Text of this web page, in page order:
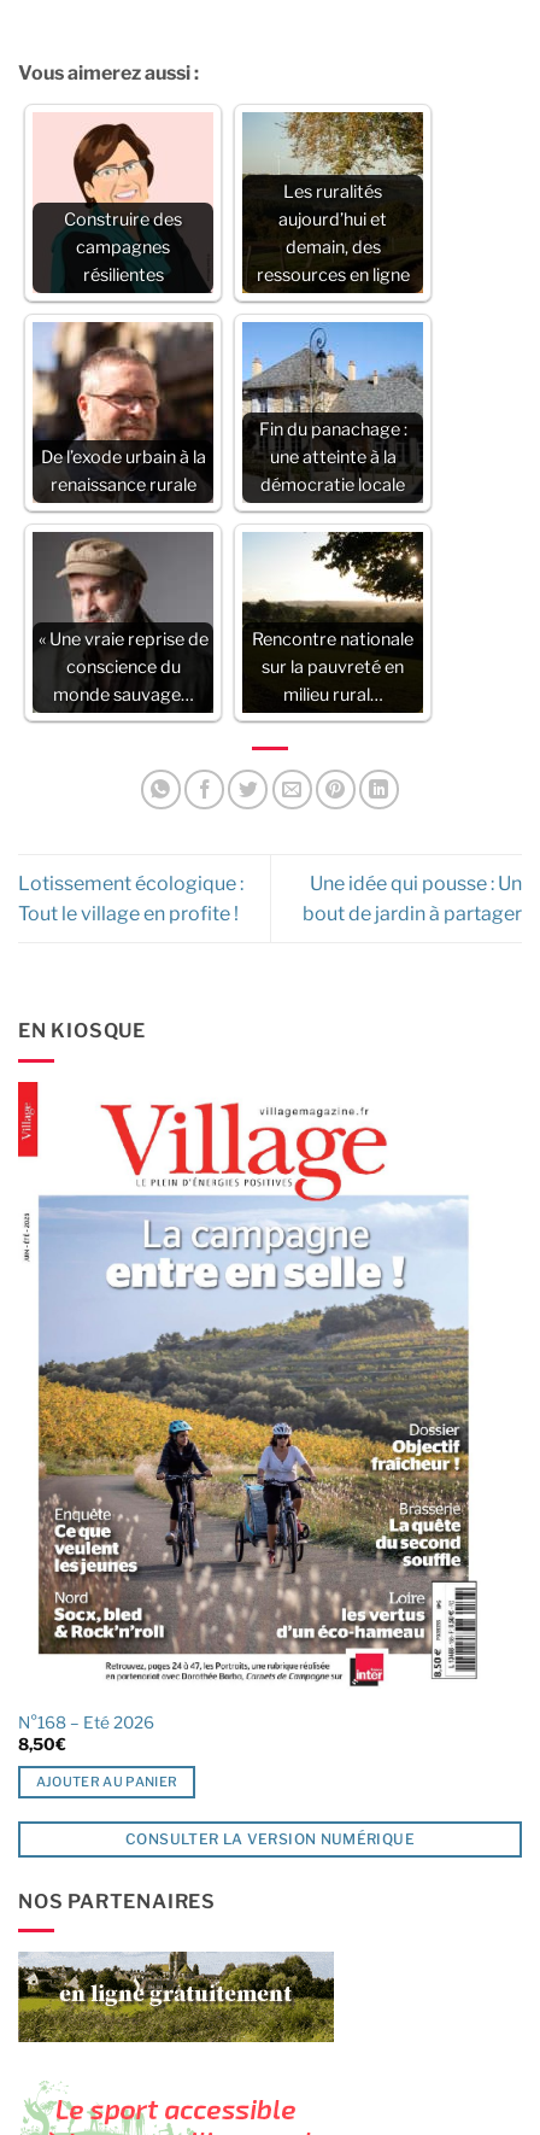
Vous aimerez aussi :
Construire des
campagnes
résilientes
Les ruralités
aujourd’hui et
demain, des
ressources en ligne
De l’exode urbain à la
renaissance rurale
Fin du panachage :
une atteinte à la
démocratie locale
« Une vraie reprise de
conscience du
monde sauvage…
Rencontre nationale
sur la pauvreté en
milieu rural…
Lotissement écologique :
Tout le village en profite !
Une idée qui pousse : Un
bout de jardin à partager
EN KIOSQUE
N°168 – Eté 2026
8,50€
AJOUTER AU PANIER
CONSULTER LA VERSION NUMÉRIQUE
NOS PARTENAIRES